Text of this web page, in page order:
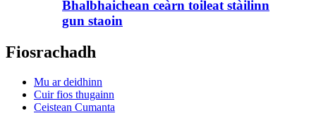
Bhalbhaichean ceàrn toileat stàilinn
gun staoin
Fiosrachadh
Mu ar deidhinn
Cuir fios thugainn
Ceistean Cumanta